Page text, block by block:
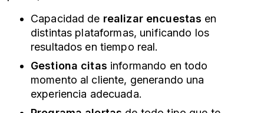
Capacidad de realizar encuestas en
distintas plataformas, unificando los
resultados en tiempo real.
Gestiona citas informando en todo
momento al cliente, generando una
experiencia adecuada.